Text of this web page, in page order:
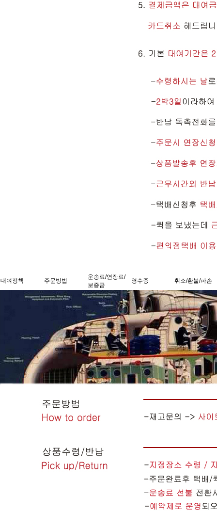
대여정책 주문방법
운송료/연장료/
보증금
영수증 취소/환불/파손